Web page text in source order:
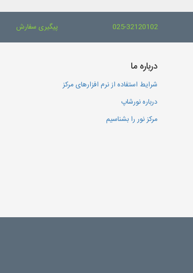
025-32120102 پیگیری سفارش
درباره ما
شرایط استفاده از نرم افزارهای مرکز
درباره نورشاپ
مرکز نور را بشناسیم